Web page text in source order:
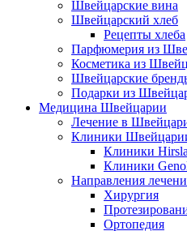
Швейцарские вина
Швейцарский хлеб
Рецепты хлеба
Парфюмерия из
Косметика из
Швейцарские
Подарки из
Медицина Швейцарии
Лечение в
Клиники
Клиники
Клиники
Направления
Хирургия
Ортопедия